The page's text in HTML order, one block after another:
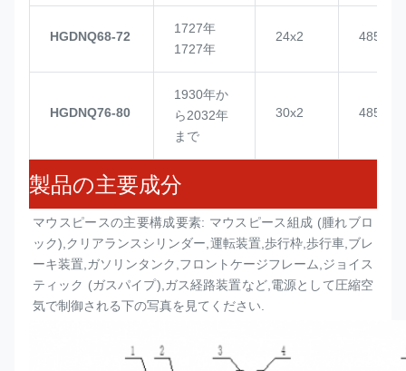
HGDNQ68-72
1727年
1727年
24x2 4855
HGDNQ76-80
1930年か
ら2032年
まで
30x2 4855
製品の主要成分
マウスピースの主要構成要素: マウスピース組成 (腫れブロ
ック),クリアランスシリンダー,運転装置,歩行枠,歩行車,ブレ
ーキ装置,ガソリンタンク,フロントケージフレーム,ジョイス
ティック (ガスパイプ),ガス経路装置など,電源として圧縮空
気で制御される下の写真を見てください.